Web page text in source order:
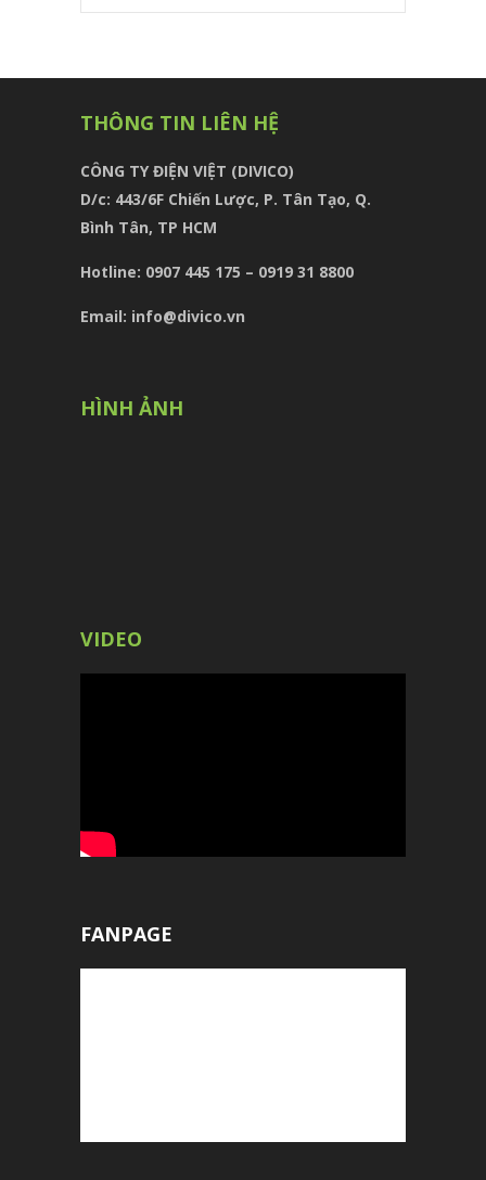
THÔNG TIN LIÊN HỆ
CÔNG TY ĐIỆN VIỆT (DIVICO)
D/c: 443/6F Chiến Lược, P. Tân Tạo, Q.
Bình Tân, TP HCM
Hotline: 0907 445 175 – 0919 31 8800
Email: info@divico.vn
HÌNH ẢNH
VIDEO
FANPAGE